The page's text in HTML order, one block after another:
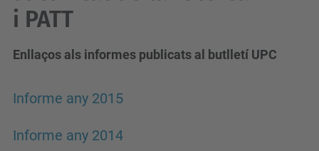
i PATT
Enllaços als informes publicats al butlletí UPC
Informe any 2015
Informe any 2014